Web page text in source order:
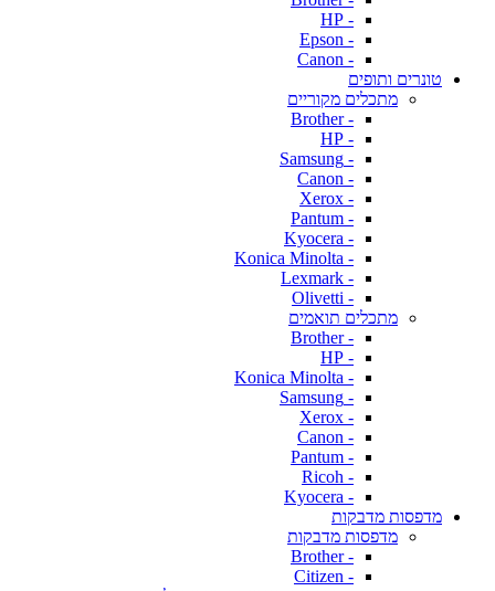
- HP
- Epson
- Canon
טונרים ותופים
מתכלים מקוריים
- Brother
- HP
- Samsung
- Canon
- Xerox
- Pantum
- Kyocera
- Konica Minolta
- Lexmark
- Olivetti
מתכלים תואמים
- Brother
- HP
- Konica Minolta
- Samsung
- Xerox
- Canon
- Pantum
- Ricoh
- Kyocera
מדפסות מדבקות
מדפסות מדבקות
- Brother
- Citizen